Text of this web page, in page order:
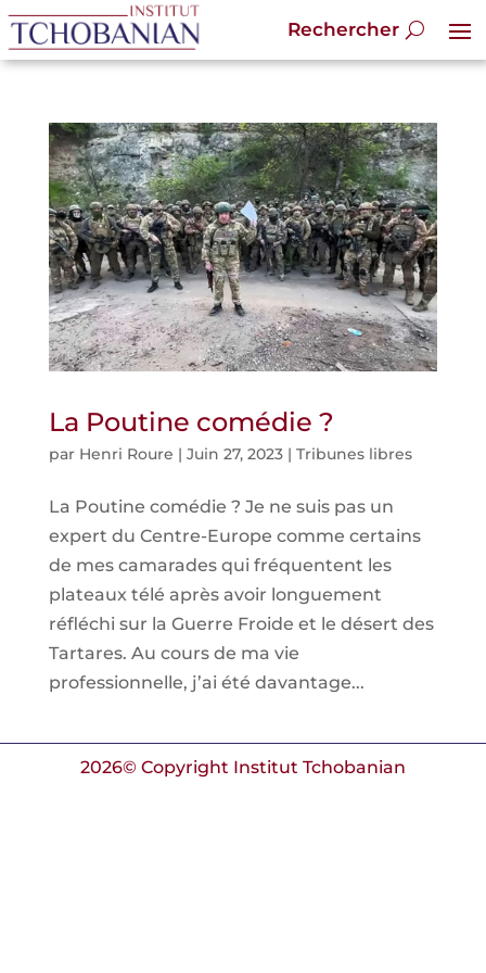
La Poutine comédie ?
par Henri Roure | Juin 27, 2023| Tribunes libres
La Poutine comédie ? Je ne suis pas un
expert du Centre-Europe comme certains
de mes camarades qui fréquentent les
plateaux télé après avoir longuement
réfléchi sur la Guerre Froide et le désert des
Tartares. Au cours de ma vie
professionnelle, j’ai été davantage...
2026© Copyright Institut Tchobanian